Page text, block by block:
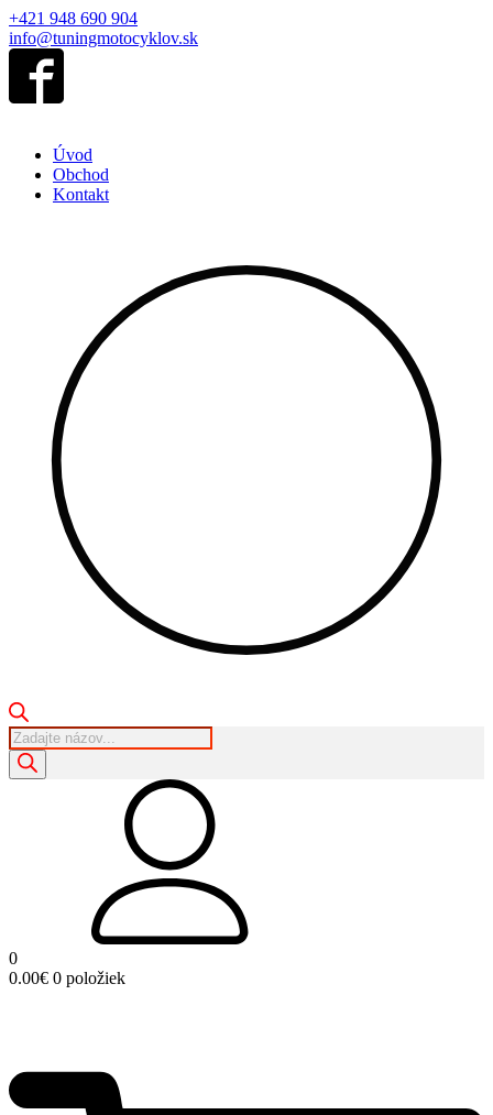
+421 948 690 904
info@tuningmotocyklov.sk
Úvod
Obchod
Kontakt
Products
search
0
0.00€ 0 položiek